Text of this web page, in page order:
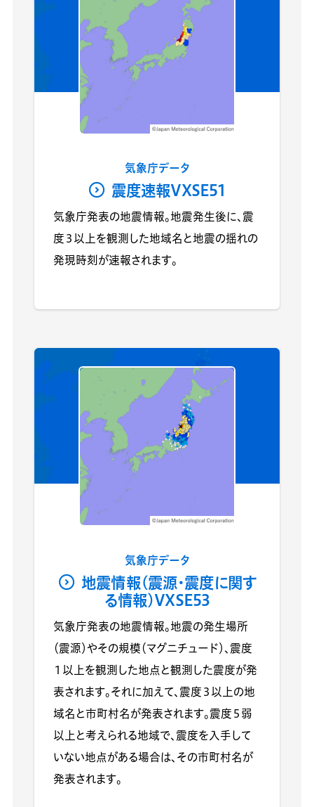
気象庁データ
震度速報VXSE51
気象庁発表の地震情報。地震発生後に、震
度３以上を観測した地域名と地震の揺れの
発現時刻が速報されます。
気象庁データ
地震情報(震源・震度に関す
る情報)VXSE53
気象庁発表の地震情報。地震の発生場所
（震源）やその規模（マグニチュード）、震度
１以上を観測した地点と観測した震度が発
表されます。それに加えて、震度３以上の地
域名と市町村名が発表されます。震度５弱
以上と考えられる地域で、震度を入手して
いない地点がある場合は、その市町村名が
発表されます。